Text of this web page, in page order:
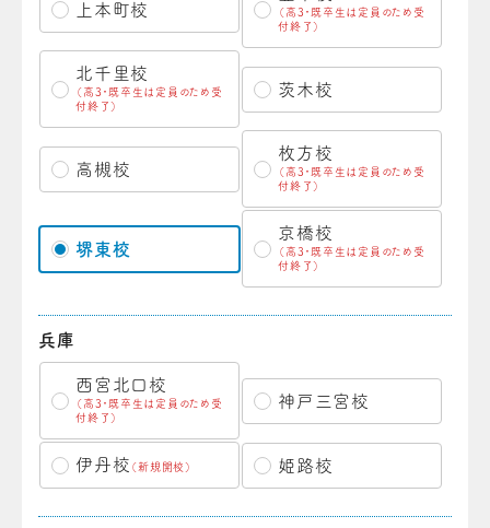
上本町校
（高3・既卒生は定員のため受
付終了）
北千里校
（高3・既卒生は定員のため受
付終了）
茨木校
高槻校
枚方校
（高3・既卒生は定員のため受
付終了）
堺東校
京橋校
（高3・既卒生は定員のため受
付終了）
兵庫
西宮北口校
（高3・既卒生は定員のため受
付終了）
神戸三宮校
伊丹校 （新規開校） 姫路校